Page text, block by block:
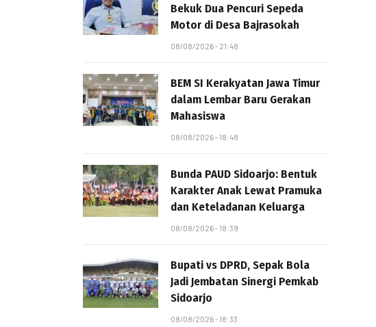
Bekuk Dua Pencuri Sepeda
Motor di Desa Bajrasokah
08/08/2026 - 21:48
BEM SI Kerakyatan Jawa Timur
dalam Lembar Baru Gerakan
Mahasiswa
08/08/2026 - 18:48
Bunda PAUD Sidoarjo: Bentuk
Karakter Anak Lewat Pramuka
dan Keteladanan Keluarga
08/08/2026 - 18:39
Bupati vs DPRD, Sepak Bola
Jadi Jembatan Sinergi Pemkab
Sidoarjo
08/08/2026 - 18:33